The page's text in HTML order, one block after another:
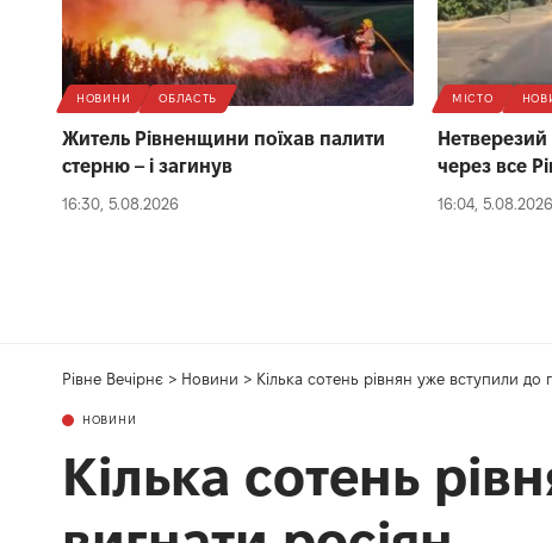
НОВИНИ ОБЛАСТЬ
Житель Рівненщини поїхав палити
стерню – і загинув
16:30, 5.08.2026
МІСТО
Нетверезий
через все
16:04, 5.08.2026
Рівне Вечірнє > Новини > Кілька сотень рівнян уже вступили до
НОВИНИ
Кілька сотень